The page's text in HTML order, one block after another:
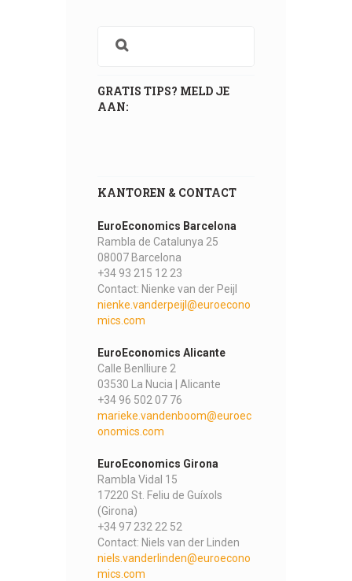
GRATIS TIPS? MELD JE
AAN:
KANTOREN & CONTACT
EuroEconomics Barcelona
Rambla de Catalunya 25
08007 Barcelona
+34 93 215 12 23
Contact: Nienke van der Peijl
nienke.vanderpeijl@euroecono
mics.com
EuroEconomics Alicante
Calle Benlliure 2
03530 La Nucia | Alicante
+34 96 502 07 76
marieke.vandenboom@euroec
onomics.com
EuroEconomics Girona
Rambla Vidal 15
17220 St. Feliu de Guíxols
(Girona)
+34 97 232 22 52
Contact: Niels van der Linden
niels.vanderlinden@euroecono
mics.com